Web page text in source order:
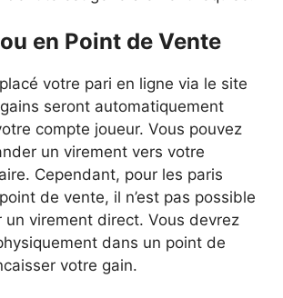
en Point de Vente
votre pari en ligne via le site
seront automatiquement
compte joueur. Vous pouvez
un virement vers votre
Cependant, pour les paris
de vente, il n’est pas possible
un virement direct. Vous devrez
dans un point de
votre gain.